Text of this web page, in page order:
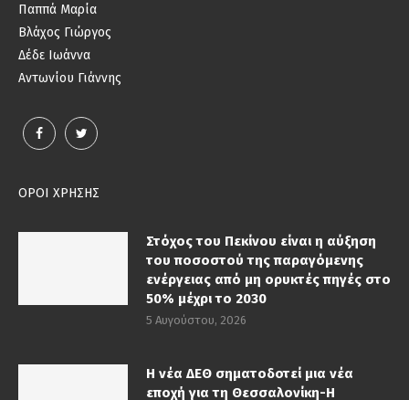
Παππά Μαρία
Βλάχος Γιώργος
Δέδε Ιωάννα
Αντωνίου Γιάννης
ΟΡΟΙ ΧΡΗΣΗΣ
Στόχος του Πεκίνου είναι η αύξηση
του ποσοστού της παραγόμενης
ενέργειας από μη ορυκτές πηγές στο
50% μέχρι το 2030
5 Αυγούστου, 2026
Η νέα ΔΕΘ σηματοδοτεί μια νέα
εποχή για τη Θεσσαλονίκη-Η